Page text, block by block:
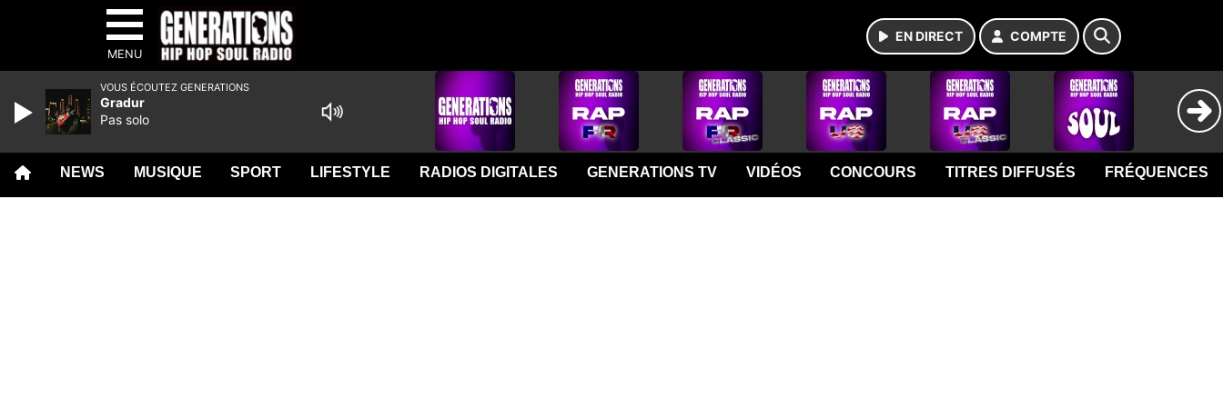
MENU
EN DIRECT COMPTE
NEWS MUSIQUE SPORT LIFESTYLE RADIOS DIGITALES GENERATIONS TV VIDÉOS CONCOURS TITRES DIFFUSÉS FRÉQUENCES
VOUS ÉCOUTEZ GENERATIONS
Gradur
Pas solo